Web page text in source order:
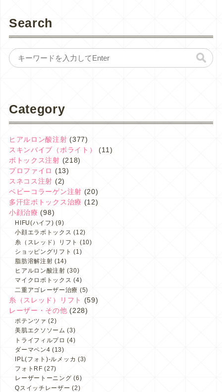
Search
Category
ヒアルロン酸注射 (377)
スキンバイブ（ボライト）
(11)
ボトックス注射 (218)
プロファイロ (13)
スネコス注射 (2)
ベビーコラーゲン注射 (20)
多汗症ボトックス治療 (12)
小顔治療 (98)
HIFU(ハイフ) (9)
小顔エラボトックス (12)
糸（スレッド）リフト (10)
ショッピングリフト (1)
脂肪溶解注射 (14)
ヒアルロン酸注射 (30)
マイクロボトックス (4)
二重アゴレーザー治療 (5)
糸（スレッド）リフト
(59)
レーザー・その他 (228)
ポテンツァ (2)
美肌エクソソーム (3)
トライフィルプロ (4)
ダーマペン4 (13)
IPL(フォト)-ルメッカ (3)
フォトRF (27)
レーザートーニング (6)
Qスイッチレーザー (2)